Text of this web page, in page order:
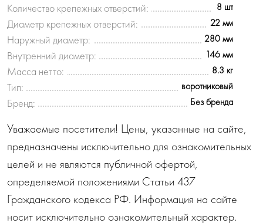
Количество крепежных отверстий: 8 шт
Диаметр крепежных отверстий: 22 мм
Наружный диаметр: 280 мм
Внутренний диаметр: 146 мм
Масса нетто: 8.3 кг
Тип: воротниковый
Бренд: Без бренда
Уважаемые посетители! Цены, указанные на сайте,
предназначены исключительно для ознакомительных
целей и не являются публичной офертой,
определяемой положениями Статьи 437
Гражданского кодекса РФ. Информация на сайте
носит исключительно ознакомительный характер.